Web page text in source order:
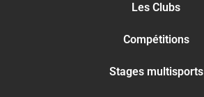
Les Clubs
Compétitions
Stages multisports